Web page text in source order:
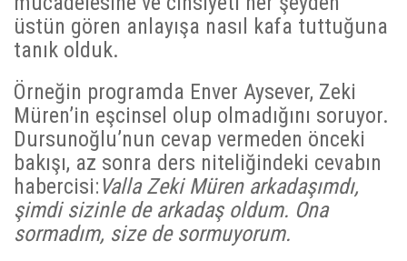
üstün gören anlayışa nasıl kafa tuttuğuna
tanık olduk.
Örneğin programda Enver Aysever, Zeki
Müren’in eşcinsel olup olmadığını soruyor.
Dursunoğlu’nun cevap vermeden önceki
bakışı, az sonra ders niteliğindeki cevabın
habercisi:Valla Zeki Müren arkadaşımdı,
şimdi sizinle de arkadaş oldum. Ona
sormadım, size de sormuyorum.